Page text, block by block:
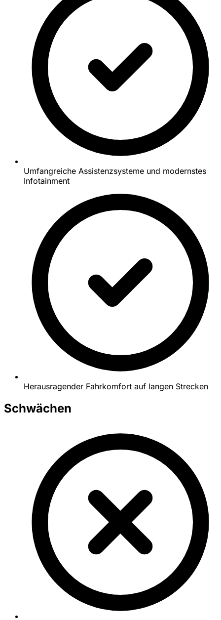
Umfangreiche Assistenzsysteme und modernstes
Infotainment
Herausragender Fahrkomfort auf langen Strecken
Schwächen